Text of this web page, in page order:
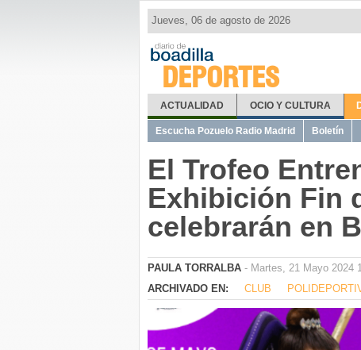
DEPORTES
Jueves, 06 de agosto de 2026
ACTUALIDAD OCIO Y CULTURA
Escucha Pozuelo Radio Madrid Boletín
El Trofeo
Exhibición Fin
celebrarán en
PAULA TORRALBA - Martes, 21 Mayo 2024
ARCHIVADO EN:
CLUB